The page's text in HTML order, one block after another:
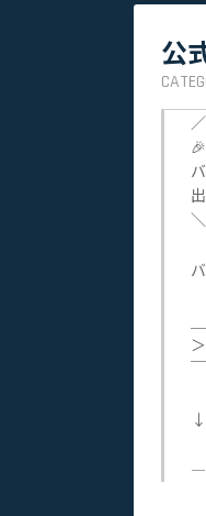
公
／
＼
—